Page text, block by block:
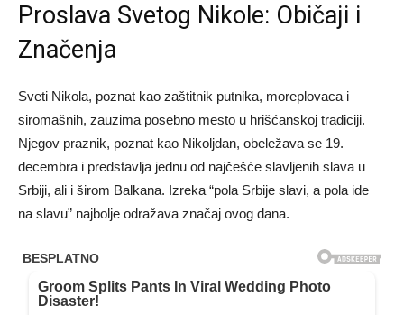
Proslava Svetog Nikole: Običaji i
Značenja
Sveti Nikola, poznat kao zaštitnik putnika, moreplovaca i
siromašnih, zauzima posebno mesto u hrišćanskoj tradiciji.
Njegov praznik, poznat kao Nikoljdan, obeležava se 19.
decembra i predstavlja jednu od najčešće slavljenih slava u
Srbiji, ali i širom Balkana. Izreka “pola Srbije slavi, a pola ide
na slavu” najbolje odražava značaj ovog dana.